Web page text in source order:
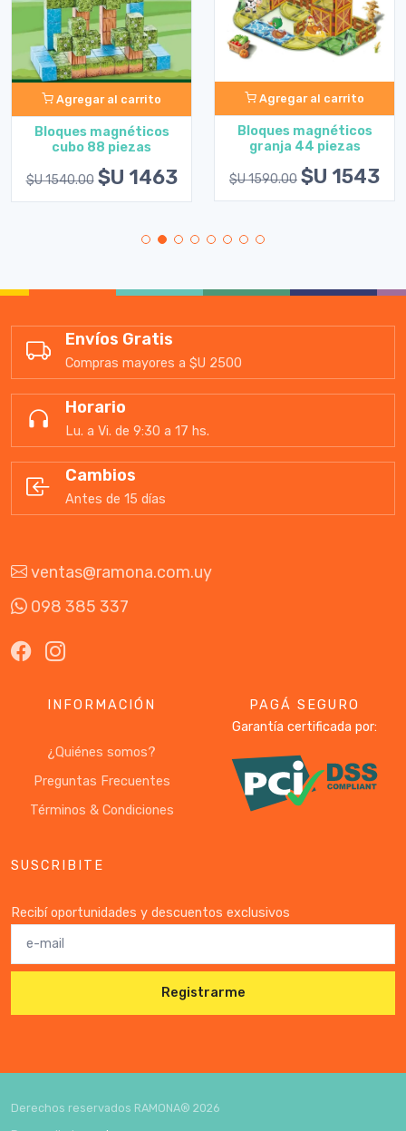
Agregar al carrito
Bloques magnéticos
cubo 88 piezas
$U 1540.00 $U 1463
Agregar al carrito
Bloques magnéticos
granja 44 piezas
$U 1590.00 $U 1543
Envíos Gratis
Compras mayores a $U 2500
Horario
Lu. a Vi. de 9:30 a 17 hs.
Cambios
Antes de 15 días
ventas@ramona.com.uy
098 385 337
INFORMACIÓN
¿Quiénes somos?
Preguntas Frecuentes
Términos & Condiciones
PAGÁ SEGURO
Garantía certificada por:
SUSCRIBITE
Recibí oportunidades y descuentos exclusivos
Registrarme
Derechos reservados RAMONA® 2026